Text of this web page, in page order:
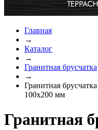
Главная
→
Каталог
→
Гранитная брусчатка
→
Гранитная
100х200 мм
Гранитная